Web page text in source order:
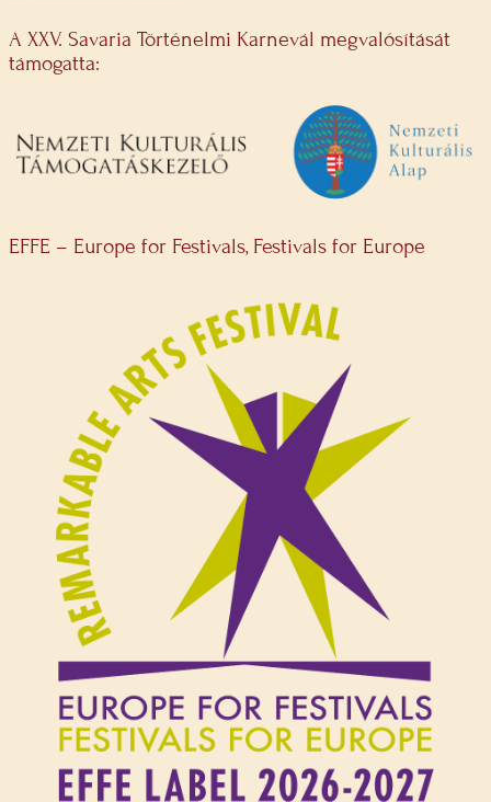
A XXV. Savaria Történelmi Karnevál megvalósítását
támogatta:
EFFE – Europe for Festivals, Festivals for Europe